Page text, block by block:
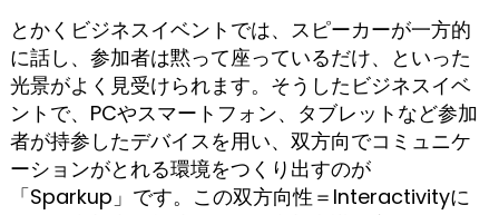
とかくビジネスイベントでは、スピーカーが一方的
に話し、参加者は黙って座っているだけ、といった
光景がよく見受けられます。そうしたビジネスイベ
ントで、PCやスマートフォン、タブレットなど参加
者が持参したデバイスを用い、双方向でコミュニケ
ーションがとれる環境をつくり出すのが
「Sparkup」です。この双方向性＝Interactivityに